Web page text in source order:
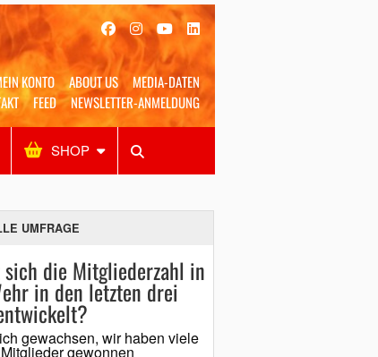
KONTO ABOUT US
MEDIA-DATEN
FEED NEWSLETTER-ANMELDUNG
SHOP
Shop SUCHEN
UMFRAGE
die Mitgliederzahl in
in den letzten drei
gewachsen, wir haben viele
gewonnen